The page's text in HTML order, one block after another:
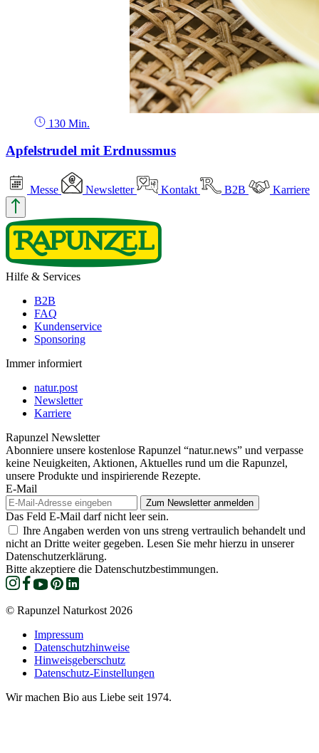
130 Min.
Apfelstrudel mit Erdnussmus
Messe Newsletter Kontakt B2B Karriere
Hilfe & Services
B2B
FAQ
Kundenservice
Sponsoring
Immer informiert
natur.post
Newsletter
Karriere
Rapunzel Newsletter
Abonniere unsere kostenlose Rapunzel “natur.news” und verpasse
keine Neuigkeiten, Aktionen, Aktuelles rund um die Rapunzel,
unsere Produkte und inspirierende Rezepte.
E-Mail
Das Feld E-Mail darf nicht leer sein.
Ihre Angaben werden von uns streng vertraulich behandelt und
nicht an Dritte weiter gegeben. Lesen Sie mehr hierzu in unserer
Datenschutzerklärung.
Bitte akzeptiere die Datenschutzbestimmungen.
© Rapunzel Naturkost 2026
Impressum
Datenschutzhinweise
Hinweisgeberschutz
Datenschutz-Einstellungen
Wir machen Bio aus Liebe seit 1974.